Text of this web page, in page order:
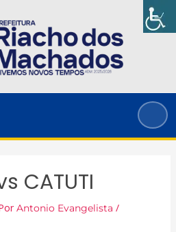
CATUTI
Antonio Evangelista /